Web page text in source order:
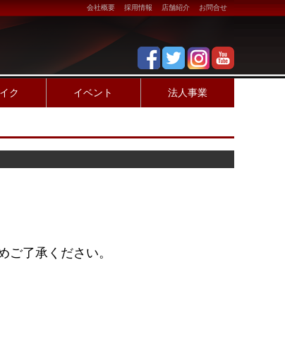
会社概要 採用情報 店舗紹介 お問合せ
ク イベント 法人事業
了承ください。